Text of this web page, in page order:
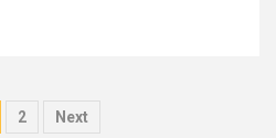
2 Next